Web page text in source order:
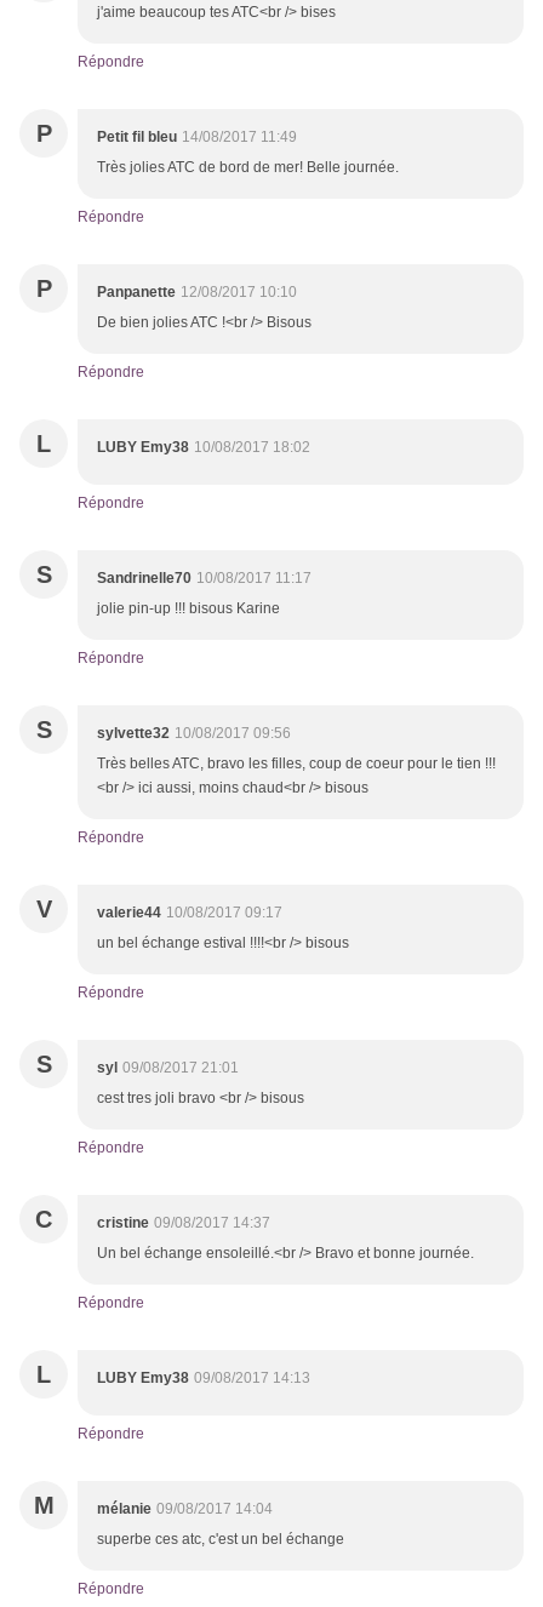
j'aime beaucoup tes ATC<br /> bises
Répondre
P Petit fil bleu 14/08/2017 11:49
Très jolies ATC de bord de mer! Belle journée.
Répondre
P Panpanette 12/08/2017 10:10
De bien jolies ATC !<br /> Bisous
Répondre
L LUBY Emy38 10/08/2017 18:02
Répondre
S Sandrinelle70 10/08/2017 11:17
jolie pin-up !!! bisous Karine
Répondre
S sylvette32 10/08/2017 09:56
Très belles ATC, bravo les filles, coup de coeur pour le tien !!!
<br /> ici aussi, moins chaud<br /> bisous
Répondre
V valerie44 10/08/2017 09:17
un bel échange estival !!!!<br /> bisous
Répondre
S syl 09/08/2017 21:01
cest tres joli bravo <br /> bisous
Répondre
C cristine 09/08/2017 14:37
Un bel échange ensoleillé.<br /> Bravo et bonne journée.
Répondre
L LUBY Emy38 09/08/2017 14:13
Répondre
M mélanie 09/08/2017 14:04
superbe ces atc, c'est un bel échange
Répondre